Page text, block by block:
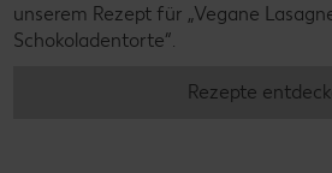
unserem Rezept für „Vegane
Schokoladentorte“.
Rezepte